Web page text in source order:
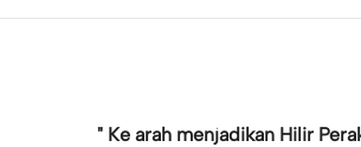
" Ke arah menjadikan Hilir